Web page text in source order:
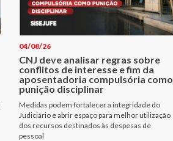
04/08/26
CNJ deve analisar regras sobre
conflitos de interesse e fim da
aposentadoria compulsória como
punição disciplinar
Medidas podem fortalecer a integridade do
Judiciário e abrir espaço para melhor utilização
dos recursos destinados às despesas de
pessoal